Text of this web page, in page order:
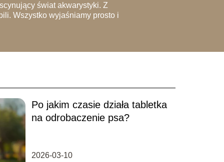
świat akwarystyki. Z
Wszystko wyjaśniamy prosto i
Po jakim czasie działa tabletka
na odrobaczenie psa?
2026-03-10